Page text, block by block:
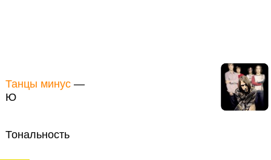
Танцы минус —
Ю
Тональность